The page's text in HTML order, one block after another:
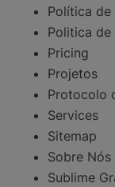
Política de
Politica de
Pricing
Projetos
Protocolo
Services
Sitemap
Sobre Nós
Sublime